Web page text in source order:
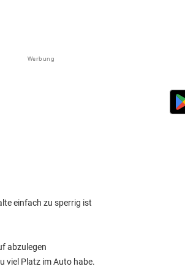
Werbung
einfach zu sperrig ist
abzulegen
viel Platz im Auto habe.